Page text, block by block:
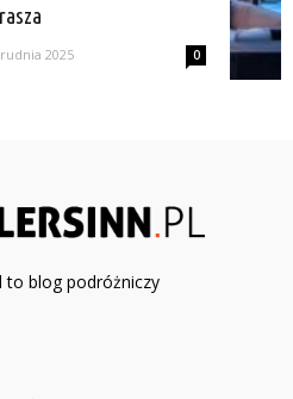
2025 0
to blog podróżniczy